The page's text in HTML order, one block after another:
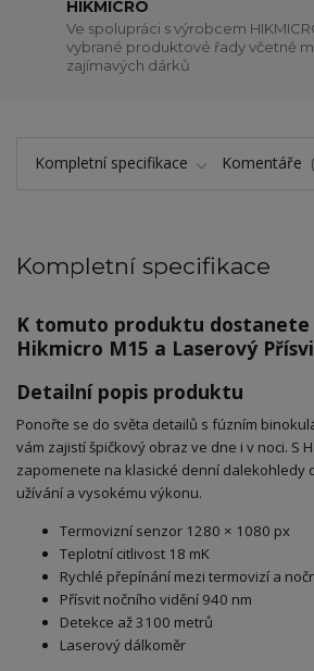
HIKMICRO
Ve spolupráci s výrobcem
vybrané produktové řady včetně
zajímavých dárků
Kompletní specifikace Komentáře
Kompletní specifikace
K tomuto produktu
Hikmicro M15 a Laserový
Detailní popis produktu
Ponořte se do světa detailů s fúzním
vám zajistí špičkový obraz ve dne i v noci. S
zapomenete na klasické denní dalekohledy
užívání a vysokému výkonu.
Termovizní senzor 1280 × 1080 px
Teplotní citlivost 18 mK
Rychlé přepínání mezi termovizí a
Přísvit nočního vidění 940 nm
Detekce až 3100 metrů
Laserový dálkoměr